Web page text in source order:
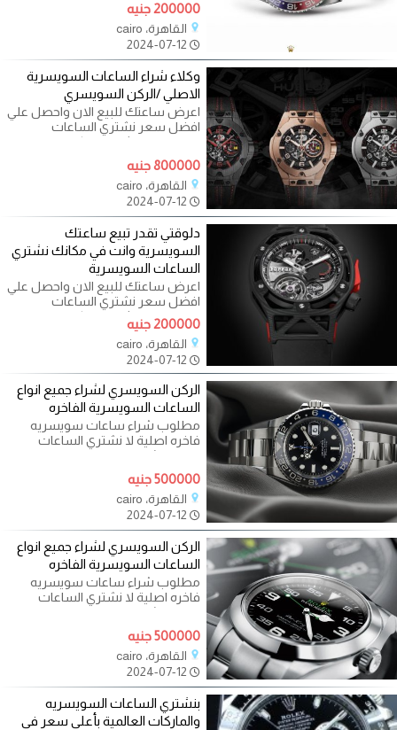
200000 جنيه
القاهرة، cairo
وكلاء شراء الساعات السويسرية
الاصلي /الركن السويسري
اعرض ساعتك للبيع الان واحصل علي
افضل سعر نشتري الساعات
السويسرية الثمينة رولكس - باتك
فيليب -
800000 جنيه
القاهرة، cairo
دلوقتي تقدر تبيع ساعتك
السويسرية وانت في مكانك نشتري
الساعات السويسرية
اعرض ساعتك للبيع الان واحصل علي
افضل سعر نشتري الساعات
السويسرية الثمينة رولكس - باتك
فيليب -
200000 جنيه
القاهرة، cairo
الركن السويسري لشراء جميع انواع
الساعات السويسرية الفاخره
مطلوب شراء ساعات سويسريه
فاخره اصلية لا نشتري الساعات
الياباني نشتري فقط لا نبيع لعدم توفر
500000 جنيه
القاهرة، cairo
الركن السويسري لشراء جميع انواع
الساعات السويسرية الفاخره
مطلوب شراء ساعات سويسريه
فاخره اصلية لا نشتري الساعات
الياباني نشتري فقط لا نبيع لعدم توفر
500000 جنيه
القاهرة، cairo
بنشتري الساعات السويسريه
والماركات العالمية بأعلي سعر في